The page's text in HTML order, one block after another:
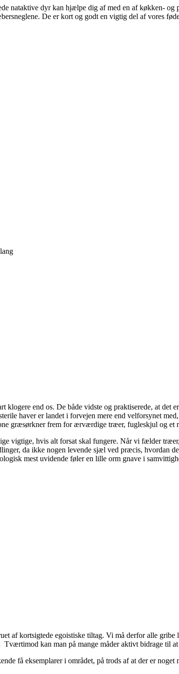
nataktive dyr kan hjælpe dig af med en af køkken- og
De er kort og godt en vigtig del af vores
end os. De både vidste og praktiserede, at det
haver er landet i forvejen mere end velforsynet
græsørkner frem for ærværdige træer, fugleskjul og et
vigtige, hvis alt forsat skal fungere. Når vi fælder
da ikke nogen levende sjæl ved præcis, hvordan
mest uvidende føler en lille orm gnave i
af kortsigtede egoistiske tiltag. Vi må derfor alle
kan man på mange måder aktivt bidrage til
få eksemplarer i området, på trods af at der er